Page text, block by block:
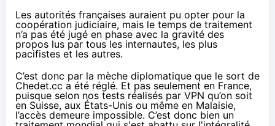
Les autorités françaises auraient pu opter pour la
coopération judiciaire, mais le temps de traitement
n’a pas été jugé en phase avec la gravité des
propos lus par tous les internautes, les plus
pacifistes et les autres.
C’est donc par la mèche diplomatique que le sort de
Chedet.cc a été réglé. Et pas seulement en France,
puisque selon nos tests réalisés par VPN qu’on soit
en Suisse, aux États-Unis ou même en Malaisie,
l’accès demeure impossible. C’est donc bien un